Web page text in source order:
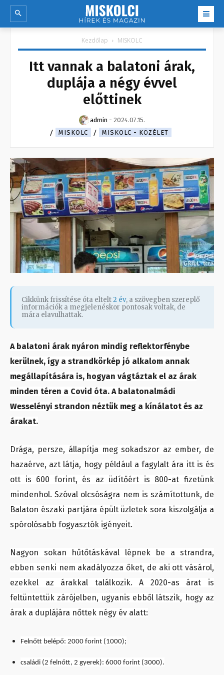
Kezdőlap MISKOLC
Itt vannak a balatoni árak,
duplája a négy évvel
előttinek
admin - 2024.07.15.
MISKOLC
MISKOLC - KÖZÉLET
Cikkünk frissítése óta eltelt2 év, a szövegben szereplő
információk a megjelenéskor pontosak voltak, de
mára elavulhattak.
A balatoni árak nyáron mindig reflektorfénybe
kerülnek, így a strandkörkép jó alkalom annak
megállapítására is, hogyan vágtáztak el az árak
minden téren a Covid óta. A balatonalmádi
Wesselényi strandon néztük meg a kínálatot és az
árakat.
Drága, persze, állapítja meg sokadszor az ember, de
hazaérve, azt látja, hogy például a fagylalt ára itt is és
ott is 600 forint, és az üdítőért is 800-at fizetünk
mindenhol. Szóval olcsóságra nem is számítottunk, de
Balaton északi partjára épült üzletek sora kiszolgálja a
spórolósabb fogyasztók igényeit.
Nagyon sokan hűtőtáskával lépnek be a strandra,
ebben senki nem akadályozza őket, de aki ott vásárol,
ezekkel az árakkal találkozik. A 2020-as árat is
feltüntettük zárójelben, ugyanis ebből látszik, hogy az
árak a duplájára nőttek négy év alatt:
Felnőtt belépő: 2000 forint (1000);
családi (2 felnőtt, 2 gyerek): 6000 forint (3000).